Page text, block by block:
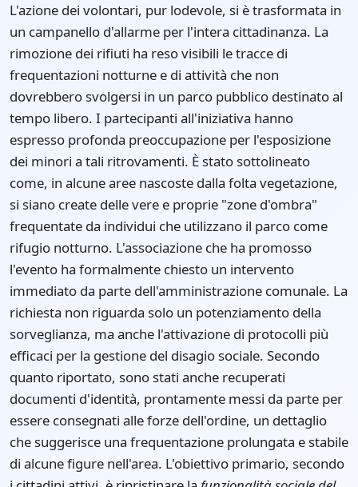
L'azione dei volontari, pur lodevole, si è trasformata in
un campanello d'allarme per l'intera cittadinanza. La
rimozione dei rifiuti ha reso visibili le tracce di
frequentazioni notturne e di attività che non
dovrebbero svolgersi in un parco pubblico destinato al
tempo libero. I partecipanti all'iniziativa hanno
espresso profonda preoccupazione per l'esposizione
dei minori a tali ritrovamenti. È stato sottolineato
come, in alcune aree nascoste dalla folta vegetazione,
si siano create delle vere e proprie "zone d'ombra"
frequentate da individui che utilizzano il parco come
rifugio notturno. L'associazione che ha promosso
l'evento ha formalmente chiesto un intervento
immediato da parte dell'amministrazione comunale. La
richiesta non riguarda solo un potenziamento della
sorveglianza, ma anche l'attivazione di protocolli più
efficaci per la gestione del disagio sociale. Secondo
quanto riportato, sono stati anche recuperati
documenti d'identità, prontamente messi da parte per
essere consegnati alle forze dell'ordine, un dettaglio
che suggerisce una frequentazione prolungata e stabile
di alcune figure nell'area. L'obiettivo primario, secondo